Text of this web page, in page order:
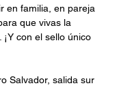
en familia, en pareja
que vivas la
con el sello único
Salvador, salida sur